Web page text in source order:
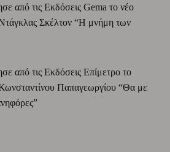
από τις Εκδόσεις Gema το νέο
Ντάγκλας Σκέλτον “Η μνήμη των
από τις Εκδόσεις Επίμετρο το
Κωνσταντίνου Παπαγεωργίου “Θα με